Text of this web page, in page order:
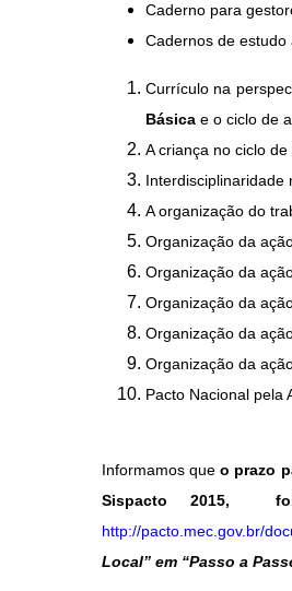
Caderno para
Cadernos de
Currículo na
Básica e o ciclo de
A criança no ciclo
Interdisciplinaridade
A organização do
Organização da
Organização da
Organização da
Organização da
Organização da
Pacto Nacional pela
Informamos queo prazo
Sispacto 2015,
http://pacto.mec.gov.br/
Local” em “Passo a